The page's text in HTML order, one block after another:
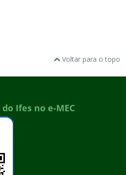
Voltar para o topo
Ifes no e-MEC